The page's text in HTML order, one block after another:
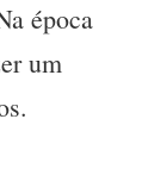
época
um